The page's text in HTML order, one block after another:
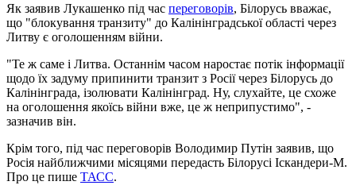
Як заявив Лукашенко під час переговорів, Білорусь вважає,
що "блокування транзиту" до Калінінградської області через
Литву є оголошенням війни.
"Те ж саме і Литва. Останнім часом наростає потік інформації
щодо їх задуму припинити транзит з Росії через Білорусь до
Калінінграда, ізолювати Калінінград. Ну, слухайте, це схоже
на оголошення якоїсь війни вже, це ж неприпустимо", -
зазначив він.
Крім того, під час переговорів Володимир Путін заявив, що
Росія найближчими місяцями передасть Білорусі Іскандери-М.
Про це пише ТАСС.